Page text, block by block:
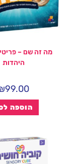
מה זה שם –
היהדות
99.00
הוספה